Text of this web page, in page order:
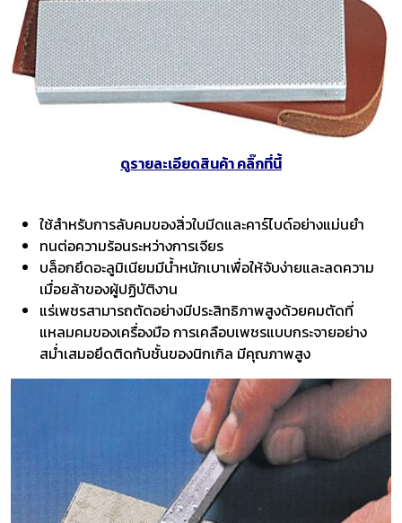
ดูรายละเอียดสินค้า คลิ๊กที่นี้
ใช้สำหรับการลับคมของสิ่วใบมีดและคาร์ไบด์อย่างแม่นยำ
ทนต่อความร้อนระหว่างการเจียร
บล็อกยึดอะลูมิเนียมมีน้ำหนักเบาเพื่อให้จับง่ายและลดความ
เมื่อยล้าของผู้ปฏิบัติงาน
แร่เพชรสามารถตัดอย่างมีประสิทธิภาพสูงด้วยคมตัดที่
แหลมคมของเครื่องมือ การเคลือบเพชรแบบกระจายอย่าง
สม่ำเสมอยึดติดกับชั้นของนิกเกิล มีคุณภาพสูง